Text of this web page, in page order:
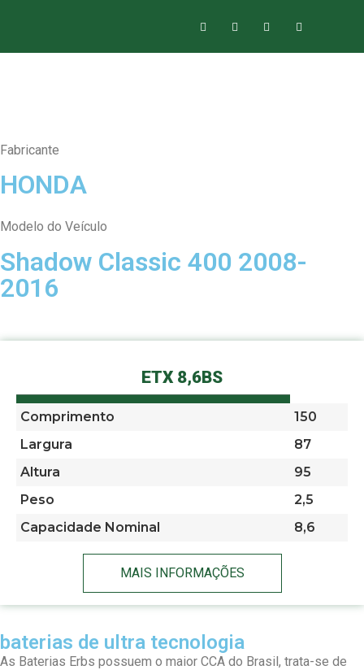
Fabricante
HONDA
Modelo do Veículo
Shadow Classic 400 2008-
2016
ETX 8,6BS
Comprimento
150
Largura
87
Altura
95
Peso
2,5
Capacidade Nominal
8,6
MAIS INFORMAÇÕES
baterias de ultra tecnologia
As Baterias Erbs possuem o maior CCA do Brasil, trata-se de